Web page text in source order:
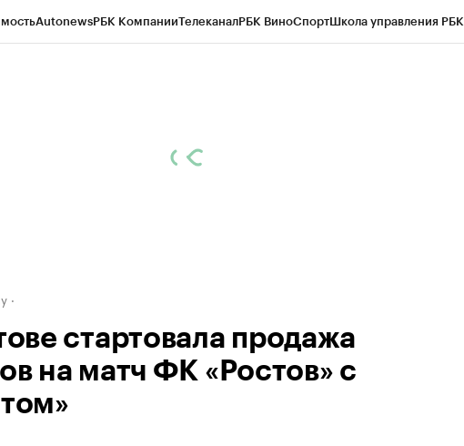
AutonewsРБК КомпанииТелеканалРБК ВиноСпортШкола управления РБК
стартовала продажа
на матч ФК «Ростов» с